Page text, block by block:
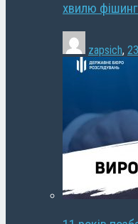
хвилю
zapsich,